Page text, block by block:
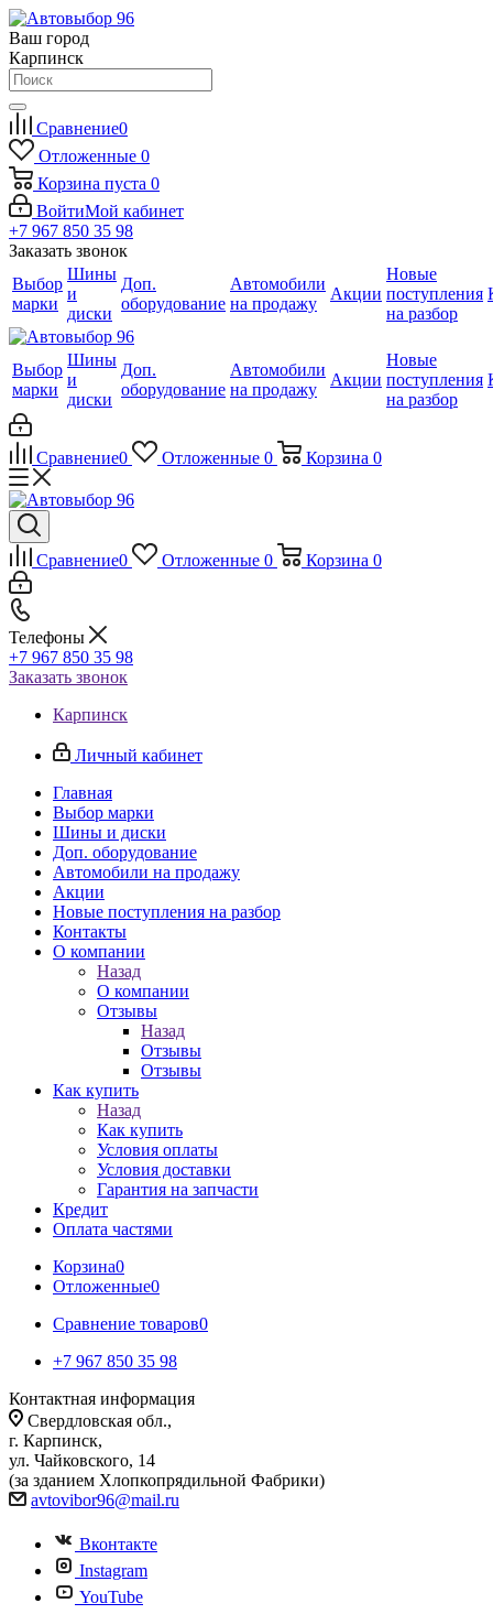
Ваш город
Карпинск
Сравнение0
Отложенные 0
Корзина пуста 0
ВойтиМой кабинет
+7 967 850 35 98
Заказать звонок
Выбор
марки
Шины
и
диски
Доп.
оборудование
Автомобили
на продажу
Акции
Новые
поступления
на разбор
Выбор
марки
Шины
и
диски
Доп.
оборудование
Автомобили
на продажу
Акции
Новые
поступления
на разбор
Сравнение0 Отложенные 0 Корзина 0
Сравнение0 Отложенные 0 Корзина 0
Телефоны
+7 967 850 35 98
Заказать звонок
Карпинск
Личный кабинет
Главная
Выбор марки
Шины и диски
Доп. оборудование
Автомобили на продажу
Акции
Новые поступления на разбор
Контакты
О компании
Назад
О компании
Отзывы
Назад
Отзывы
Отзывы
Как купить
Назад
Как купить
Условия оплаты
Условия доставки
Гарантия на запчасти
Кредит
Оплата частями
Корзина0
Отложенные0
Сравнение товаров0
+7 967 850 35 98
Контактная информация
Свердловская обл.,
г. Карпинск,
ул. Чайковского, 14
(за зданием Хлопкопрядильной Фабрики)
avtovibor96@mail.ru
Вконтакте
Instagram
YouTube